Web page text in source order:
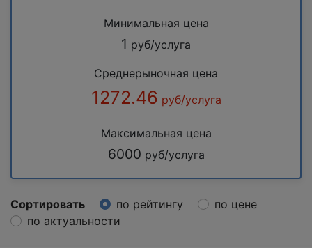
Минимальная цена
1 руб/услуга
Среднерыночная цена
1272.46 руб/услуга
Максимальная цена
6000 руб/услуга
Сортировать по рейтингу
по цене
по актуальности